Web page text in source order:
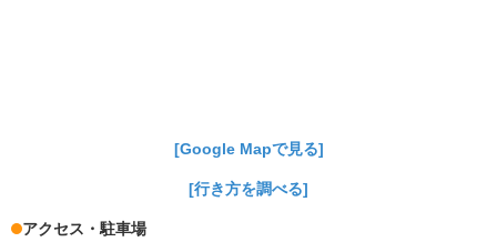
[Google Mapで見る]
[行き方を調べる]
アクセス・駐車場